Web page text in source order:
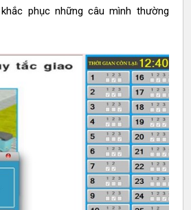
phục những câu mình thường